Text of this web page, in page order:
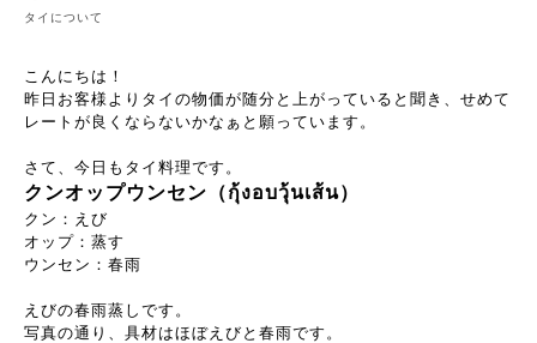
タイについて
こんにちは！
昨日お客様よりタイの物価が随分と上がっていると聞き、せめて
レートが良くならないかなぁと願っています。
さて、今日もタイ料理です。
クンオップウンセン（กุ้งอบวุ้นเส้น）
クン：えび
オップ：蒸す
ウンセン：春雨
えびの春雨蒸しです。
写真の通り、具材はほぼえびと春雨です。